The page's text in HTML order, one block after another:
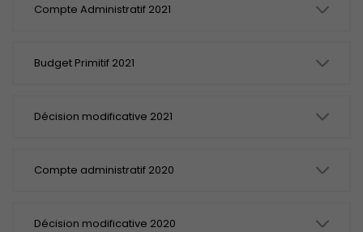
Compte Administratif 2021
Budget Primitif 2021
Décision modificative 2021
Compte administratif 2020
Décision modificative 2020